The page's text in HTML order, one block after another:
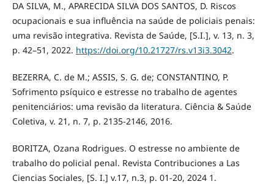
DA SILVA, M., APARECIDA SILVA DOS SANTOS, D. Riscos
ocupacionais e sua influência na saúde de policiais penais:
uma revisão integrativa. Revista de Saúde, [S.I.], v. 13, n. 3,
p. 42–51, 2022. https://doi.org/10.21727/rs.v13i3.3042.
BEZERRA, C. de M.; ASSIS, S. G. de; CONSTANTINO, P.
Sofrimento psíquico e estresse no trabalho de agentes
penitenciários: uma revisão da literatura. Ciência & Saúde
Coletiva, v. 21, n. 7, p. 2135-2146, 2016.
BORITZA, Ozana Rodrigues. O estresse no ambiente de
trabalho do policial penal. Revista Contribuciones a Las
Ciencias Sociales, [S. I.] v.17, n.3, p. 01-20, 2024 1.